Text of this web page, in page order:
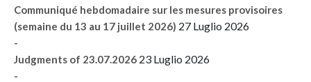
Communiqué hebdomadaire sur les mesures provisoires
(semaine du 13 au 17 juillet 2026) 27 Luglio 2026
-
Judgments of 23.07.2026 23 Luglio 2026
-